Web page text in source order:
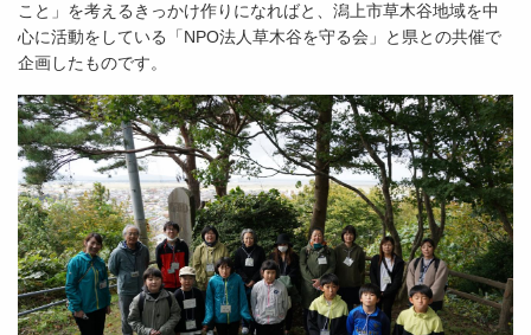
こと」を考えるきっかけ作りになればと、潟上市草木谷地域を中
心に活動をしている「NPO法人草木谷を守る会」と県との共催で
企画したものです。